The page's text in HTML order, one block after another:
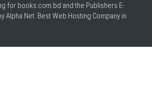
for books.com.bd and the Publishers E-
Alpha Net. BestWeb Hosting Company in